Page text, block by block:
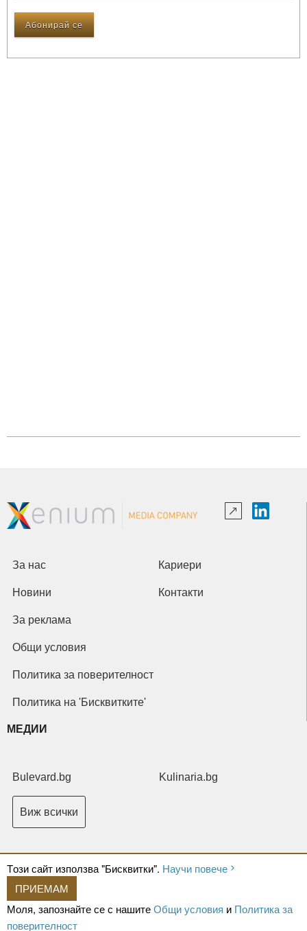
Tози сайт използва "Бисквитки". Научи повече
ПРИЕМАМ
Моля, запознайте се с нашитеОбщи условия и Политика за
поверителност
За нас Кариери
Новини Контакти
За реклама
Общи условия
Политика за поверителност
Политика на 'Бисквитките'
МЕДИИ
Bulevard.bg Kulinaria.bg
Виж всички
Copyright © 2026 Ксениум ООД. Всички права запазени.
XeniumCompany.com